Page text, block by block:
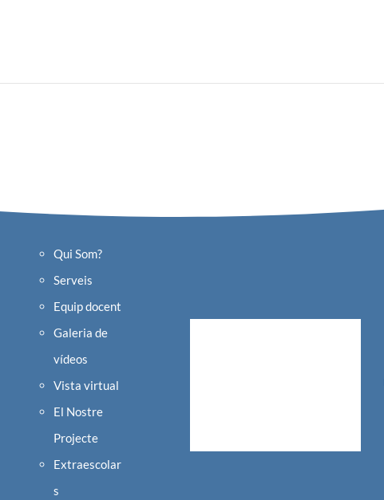
Qui Som?
Serveis
Equip docent
Galeria de
vídeos
Vista virtual
El Nostre
Projecte
Extraescolar
s